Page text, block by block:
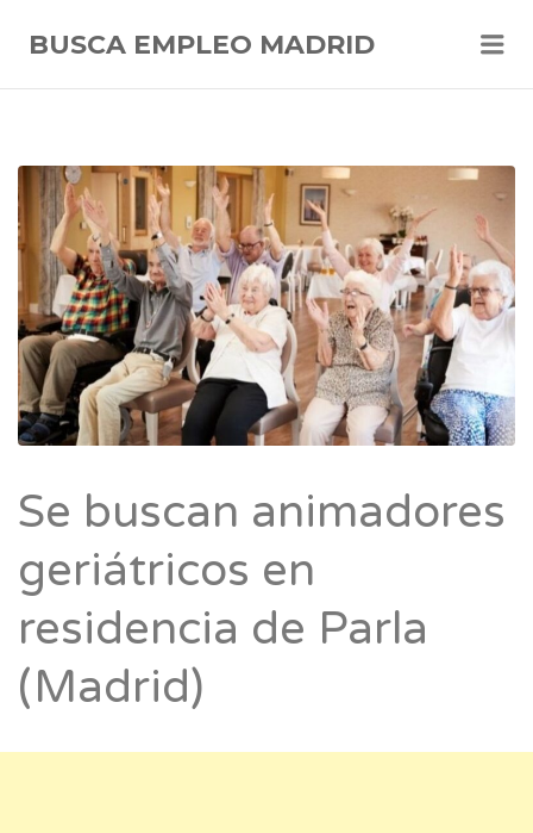
BUSCA EMPLEO MADRID
Se buscan animadores
geriátricos en
residencia de Parla
(Madrid)